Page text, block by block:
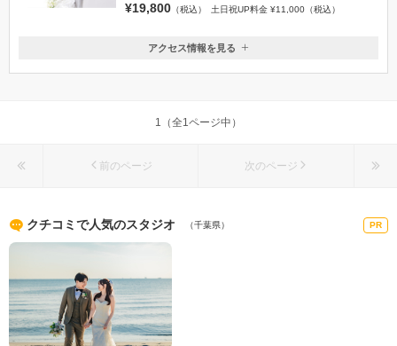
¥19,800 （税込） 土日祝UP料金 ¥11,000（税込）
千葉県柏市柏４−6－13 ホワイトパレスコミゾ２F
アクセス情報を見る
1（全1ページ中）
前のページ 次のページ
クチコミで人気のスタジオ （千葉県） PR